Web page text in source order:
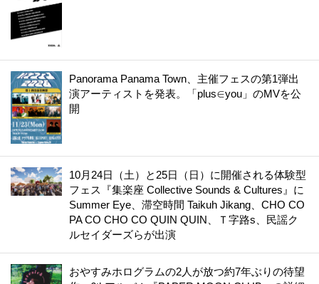
Panorama Panama Town、主催フェスの第1弾出
演アーティストを発表。「plus∈you」のMVを公
開
10月24日（土）と25日（日）に開催される体験型
フェス『集楽座 Collective Sounds & Cultures』に
Summer Eye、滞空時間 Taikuh Jikang、CHO CO
PA CO CHO CO QUIN QUIN、Ｔ字路s、民謡ク
ルセイダーズらが出演
おやすみホログラムの2人が放つ約7年ぶりの待望